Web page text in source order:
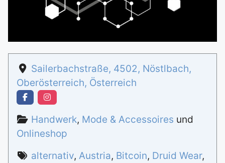
Sailerbachstraße, 4502, Nöstlbach,
Oberösterreich, Österreich
Handwerk, Mode & Accessoires und
Onlineshop
alternativ, Austria, Bitcoin, Druid Wear,